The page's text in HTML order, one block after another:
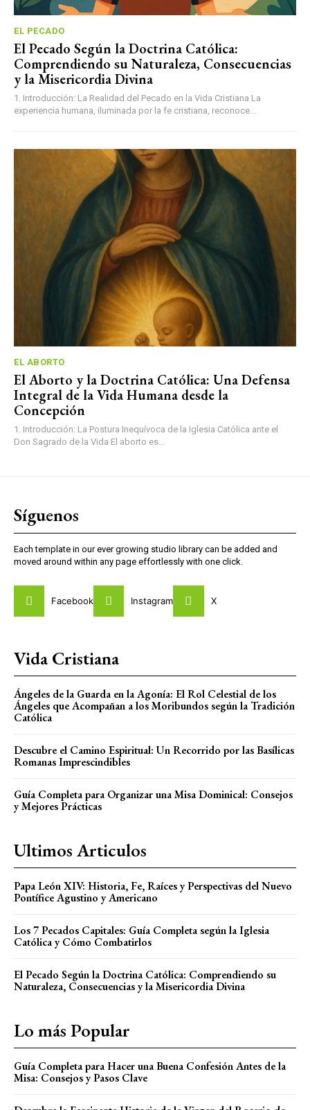
EL PECADO
El Pecado Según la Doctrina Católica:
Comprendiendo su Naturaleza, Consecuencias
y la Misericordia Divina
1. Introducción: La Realidad del Pecado en la Vida Cristiana La
experiencia humana, iluminada por la fe cristiana, reconoce...
EL ABORTO
El Aborto y la Doctrina Católica: Una Defensa
Integral de la Vida Humana desde la
Concepción
1. Introducción: La Postura Inequívoca de la Iglesia Católica ante el
Don Sagrado de la Vida El aborto es...
Síguenos
Each template in our ever growing studio library can be added and
moved around within any page effortlessly with one click.
Facebook Instagram X
Vida Cristiana
Ángeles de la Guarda en la Agonía: El Rol Celestial de los
Ángeles que Acompañan a los Moribundos según la Tradición
Católica
Descubre el Camino Espiritual: Un Recorrido por las Basílicas
Romanas Imprescindibles
Guía Completa para Organizar una Misa Dominical: Consejos
y Mejores Prácticas
Ultimos Articulos
Papa León XIV: Historia, Fe, Raíces y Perspectivas del Nuevo
Pontífice Agustino y Americano
Los 7 Pecados Capitales: Guía Completa según la Iglesia
Católica y Cómo Combatirlos
El Pecado Según la Doctrina Católica: Comprendiendo su
Naturaleza, Consecuencias y la Misericordia Divina
Lo más Popular
Guía Completa para Hacer una Buena Confesión Antes de la
Misa: Consejos y Pasos Clave